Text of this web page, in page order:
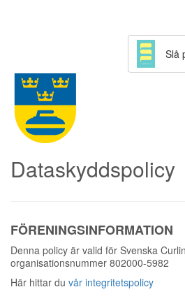
Slå
Dataskyddspolicy
FÖRENINGSINFORMATION
Denna policy är valid för Svenska
organisationsnummer 802000-5982
Här hittar du vår integritetspolicy